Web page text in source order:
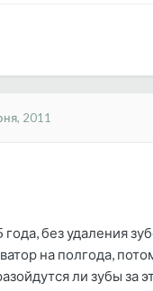
2011
без удаления
на полгода,
ли зубы за